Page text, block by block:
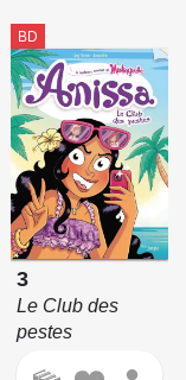
BD
3
Le Club des
pestes